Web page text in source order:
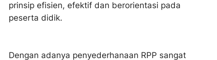
prinsip efisien, efektif dan berorientasi pada
peserta didik.
Dengan adanya penyederhanaan RPP sangat